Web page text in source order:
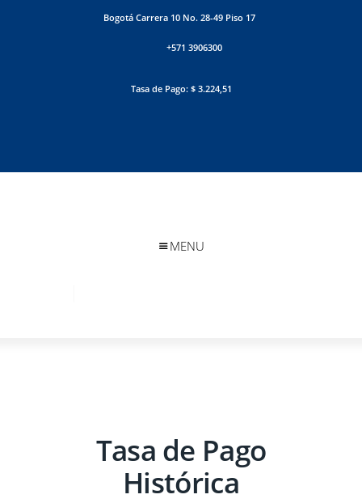
Bogotá Carrera 10 No. 28-49 Piso 17
+571 3906300
Tasa de Pago: $ 3.224,51
MENU
Tasa de Pago
Histórica